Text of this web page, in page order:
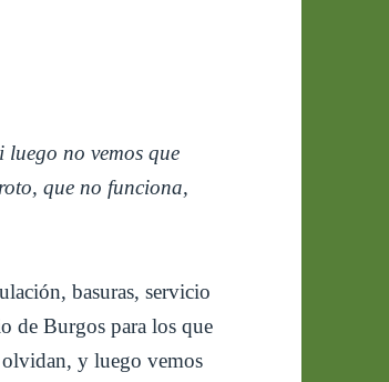
luego no vemos que
que no funciona,
basuras, servicio
de Burgos para los que
y luego vemos